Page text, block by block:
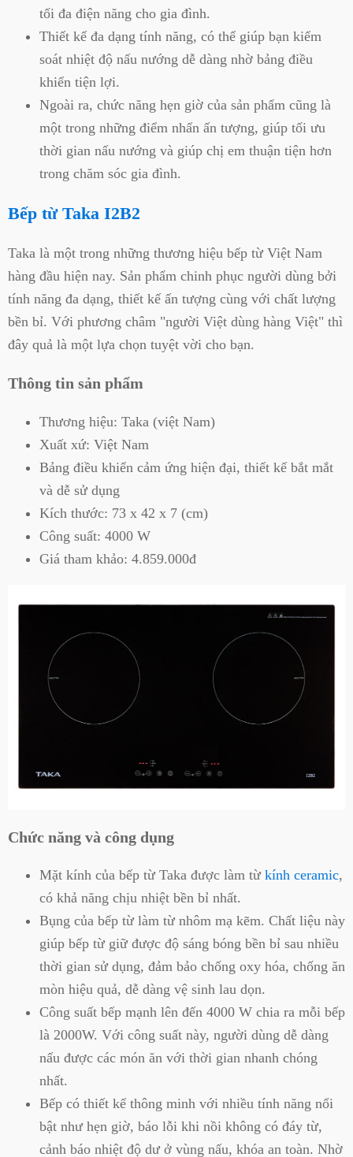
tối đa điện năng cho gia đình.
Thiết kế đa dạng tính năng, có thể giúp bạn kiểm
soát nhiệt độ nấu nướng dễ dàng nhờ bảng điều
khiển tiện lợi.
Ngoài ra, chức năng hẹn giờ của sản phẩm cũng là
một trong những điểm nhấn ấn tượng, giúp tối ưu
thời gian nấu nướng và giúp chị em thuận tiện hơn
trong chăm sóc gia đình.
Bếp từ Taka I2B2
Taka là một trong những thương hiệu bếp từ Việt Nam
hàng đầu hiện nay. Sản phẩm chinh phục người dùng bởi
tính năng đa dạng, thiết kế ấn tượng cùng với chất lượng
bền bỉ. Với phương châm "người Việt dùng hàng Việt" thì
đây quả là một lựa chọn tuyệt vời cho bạn.
Thông tin sản phẩm
Thương hiệu: Taka (việt Nam)
Xuất xứ: Việt Nam
Bảng điều khiển cảm ứng hiện đại, thiết kế bắt mắt
và dễ sử dụng
Kích thước: 73 x 42 x 7 (cm)
Công suất: 4000 W
Giá tham khảo: 4.859.000đ
Chức năng và công dụng
Mặt kính của bếp từ Taka được làm từ kính ceramic,
có khả năng chịu nhiệt bền bỉ nhất.
Bụng của bếp từ làm từ nhôm mạ kẽm. Chất liệu này
giúp bếp từ giữ được độ sáng bóng bền bỉ sau nhiều
thời gian sử dụng, đảm bảo chống oxy hóa, chống ăn
mòn hiệu quả, dễ dàng vệ sinh lau dọn.
Công suất bếp mạnh lên đến 4000 W chia ra mỗi bếp
là 2000W. Với công suất này, người dùng dễ dàng
nấu được các món ăn với thời gian nhanh chóng
nhất.
Bếp có thiết kế thông minh với nhiều tính năng nổi
bật như hẹn giờ, báo lỗi khi nồi không có đáy từ,
cảnh báo nhiệt độ dư ở vùng nấu, khóa an toàn. Nhờ